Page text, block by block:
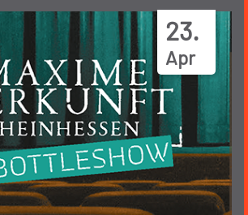
23.
Apr